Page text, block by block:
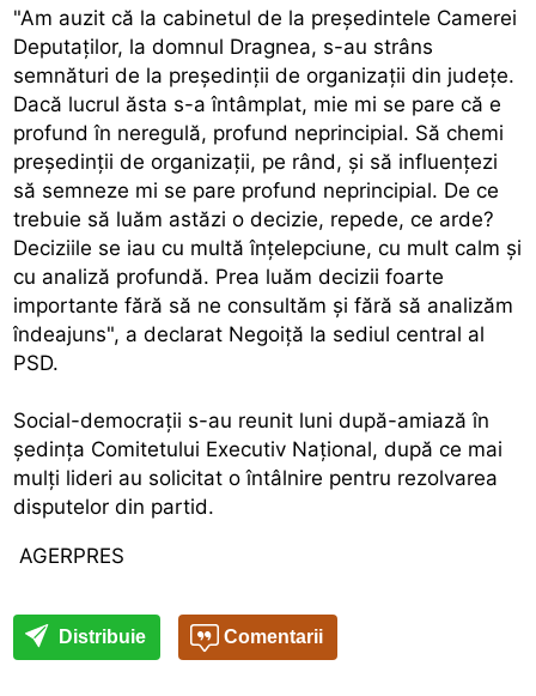
"Am auzit că la cabinetul de la preşedintele Camerei
Deputaţilor, la domnul Dragnea, s-au strâns
semnături de la preşedinţii de organizaţii din judeţe.
Dacă lucrul ăsta s-a întâmplat, mie mi se pare că e
profund în neregulă, profund neprincipial. Să chemi
preşedinţii de organizaţii, pe rând, şi să influenţezi
să semneze mi se pare profund neprincipial. De ce
trebuie să luăm astăzi o decizie, repede, ce arde?
Deciziile se iau cu multă înţelepciune, cu mult calm şi
cu analiză profundă. Prea luăm decizii foarte
importante fără să ne consultăm şi fără să analizăm
îndeajuns", a declarat Negoiţă la sediul central al
PSD.
Social-democraţii s-au reunit luni după-amiază în
şedinţa Comitetului Executiv Naţional, după ce mai
mulţi lideri au solicitat o întâlnire pentru rezolvarea
disputelor din partid.
AGERPRES
Distribuie Comentarii